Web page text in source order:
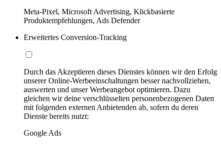
Meta-Pixel, Microsoft Advertising, Klickbasierte
Produktempfehlungen, Ads Defender
Erweitertes Conversion-Tracking
Durch das Akzeptieren dieses Dienstes können wir den Erfolg
unserer Online-Werbeeinschaltungen besser nachvollziehen,
auswerten und unser Werbeangebot optimieren. Dazu
gleichen wir deine verschlüsselten personenbezogenen Daten
mit folgenden externen Anbietenden ab, sofern du deren
Dienste bereits nutzt:
Google Ads